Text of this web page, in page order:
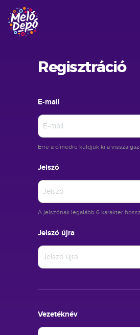
Regisztráció
E-mail
Erre a címedre küldjük ki a
Jelszó
A jelszónak legalább 6 karakter
Jelszó újra
Vezetéknév